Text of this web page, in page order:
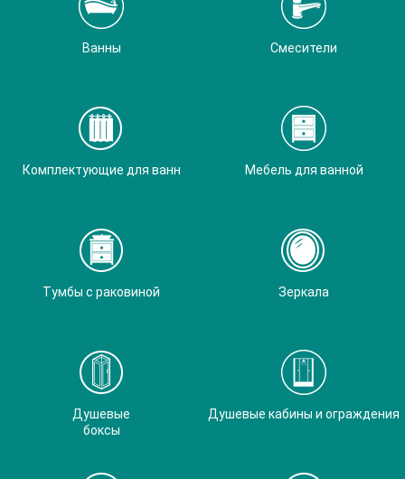
Ванны Смесители
Комплектующие для ванн Мебель для ванной
Тумбы с раковиной Зеркала
Душевые
боксы
Душевые кабины и ограждения